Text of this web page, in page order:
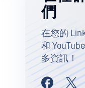
們
在您的
和
多資訊！